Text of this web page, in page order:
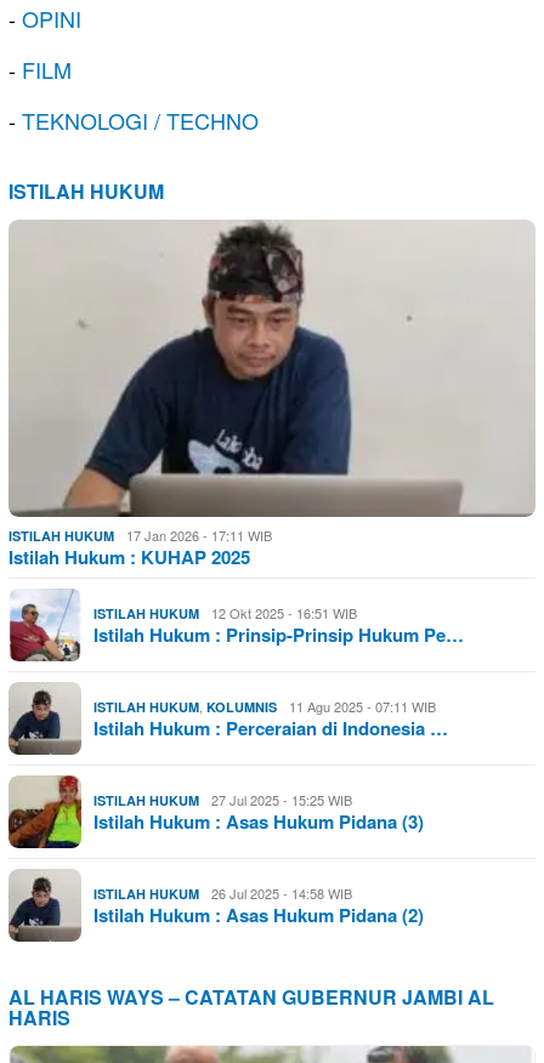
-OPINI
- FILM
-TEKNOLOGI / TECHNO
ISTILAH HUKUM
ISTILAH HUKUM 17 Jan 2026 - 17:11 WIB
Istilah Hukum : KUHAP 2025
ISTILAH HUKUM 12 Okt 2025 - 16:51 WIB
Istilah Hukum : Prinsip-Prinsip Hukum Pe…
ISTILAH HUKUM, KOLUMNIS 11 Agu 2025 - 07:11 WIB
Istilah Hukum : Perceraian di Indonesia …
ISTILAH HUKUM 27 Jul 2025 - 15:25 WIB
Istilah Hukum : Asas Hukum Pidana (3)
ISTILAH HUKUM 26 Jul 2025 - 14:58 WIB
Istilah Hukum : Asas Hukum Pidana (2)
AL HARIS WAYS – CATATAN GUBERNUR JAMBI AL
HARIS